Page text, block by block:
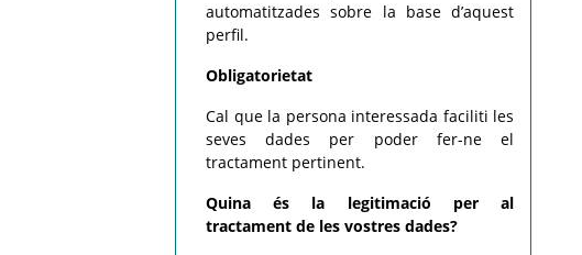
automatitzades sobre la base d’aquest
perfil.
Obligatorietat
Cal que la persona interessada faciliti les
seves dades per poder fer-ne el
tractament pertinent.
Quina és la legitimació per al
tractament de les vostres dades?